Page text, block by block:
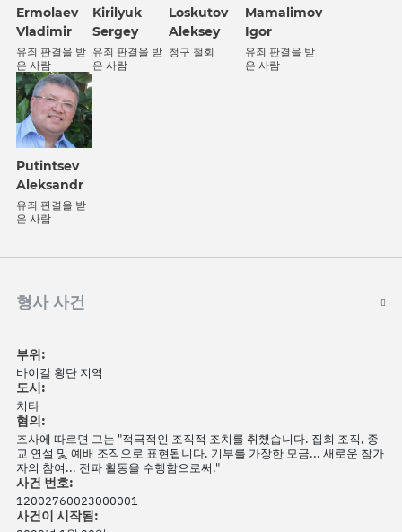
Ermolaev
Vladimir
유죄 판결을 받
은 사람
Kirilyuk
Sergey
유죄 판결을 받
은 사람
Loskutov
Aleksey
청구 철회
Mamalimov
Igor
유죄 판결을 받
은 사람
Putintsev
Aleksandr
유죄 판결을 받
은 사람
형사 사건
부위:
바이칼 횡단 지역
도시:
치타
혐의:
조사에 따르면 그는 "적극적인 조직적 조치를 취했습니다. 집회 조직, 종
교 연설 및 예배 조직으로 표현됩니다. 기부를 가장한 모금... 새로운 참가
자의 참여... 전파 활동을 수행함으로써."
사건 번호:
12002760023000001
사건이 시작됨: